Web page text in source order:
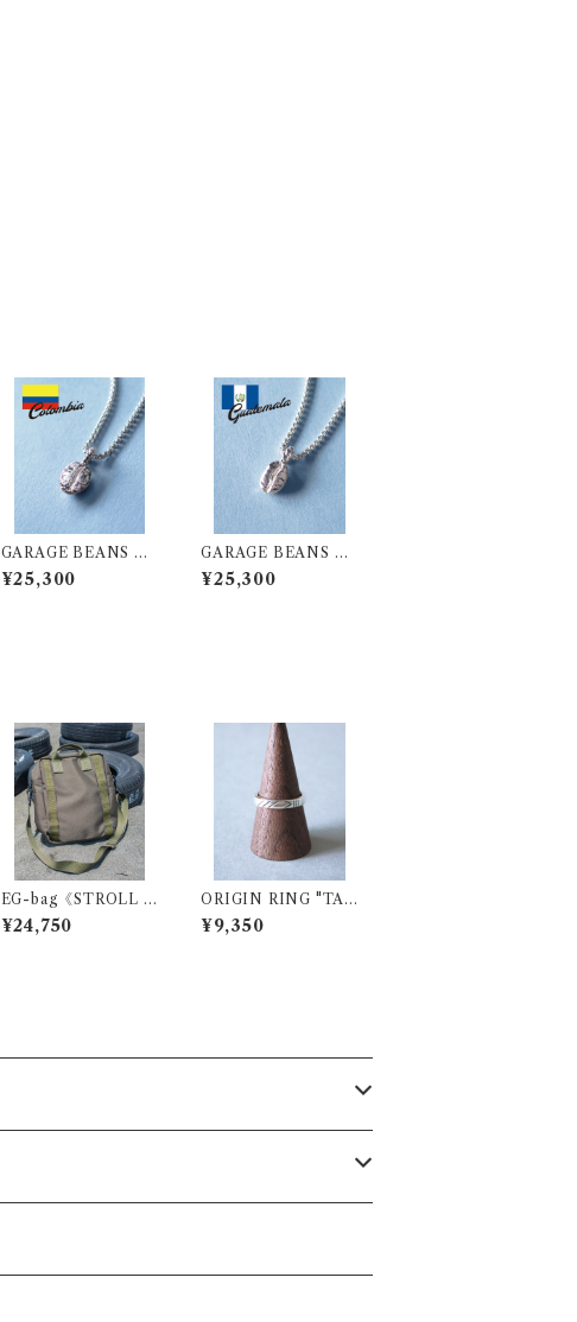
GARAGE BEANS N
ECKLACE【COLO
MBIA】SV925
¥25,300
GARAGE BEANS N
ECKLACE【GUATE
MALA】SV925
¥25,300
EG-bag《STROLL B
AG》
¥24,750
ORIGIN RING "TA
NZANIA" SV925
¥9,350